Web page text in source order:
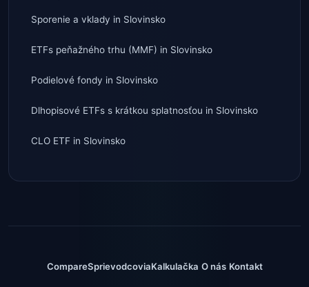
Sporenie a vklady in Slovinsko
ETFs peňažného trhu (MMF) in Slovinsko
Podielové fondy in Slovinsko
Dlhopisové ETFs s krátkou splatnosťou in Slovinsko
CLO ETF in Slovinsko
CompareSprievodcoviaKalkulačka O nás Kontakt